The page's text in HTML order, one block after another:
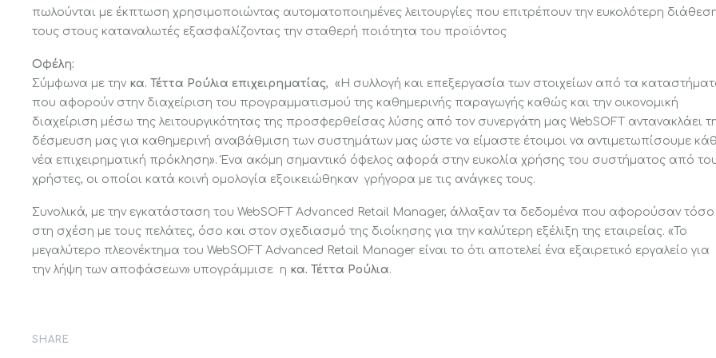
πωλούνται με έκπτωση χρησιμοποιώντας αυτοματοποιημένες λειτουργίες που επιτρέπουν την ευκολότερη
τους στους καταναλωτές εξασφαλίζοντας την σταθερή ποιότητα του προϊόντος
Οφέλη:
Σύμφωνα με την κα. Τέττα Ρούλια επιχειρηματίας, «Η συλλογή και επεξεργασία των στοιχείων από τα
που αφορούν στην διαχείριση του προγραμματισμού της καθημερινής παραγωγής καθώς και την οικονομική
διαχείριση μέσω της λειτουργικότητας της προσφερθείσας λύσης από τον συνεργάτη μας WebSOFT αντανακλάει
δέσμευση μας για καθημερινή αναβάθμιση των συστημάτων μας ώστε να είμαστε έτοιμοι να αντιμετωπίσουμε
νέα επιχειρηματική πρόκληση». Ένα ακόμη σημαντικό όφελος αφορά στην ευκολία χρήσης του συστήματος από
χρήστες, οι οποίοι κατά κοινή ομολογία εξοικειώθηκαν γρήγορα με τις ανάγκες τους.
Συνολικά, με την εγκατάσταση του WebSOFT Advanced Retail Manager, άλλαξαν τα δεδομένα που αφορούσαν τόσο
στη σχέση με τους πελάτες, όσο και στον σχεδιασμό της διοίκησης για την καλύτερη εξέλιξη της εταιρείας. «Το
μεγαλύτερο πλεονέκτημα του WebSOFT Advanced Retail Manager είναι το ότι αποτελεί ένα εξαιρετικό εργαλείο για
την λήψη των αποφάσεων» υπογράμμισε η κα. Τέττα Ρούλια.
SHARE
Ξενοδοχεία και θέρετρα
Φαρμακεία
Ένδυση & υπόδηση
Καταστήματα επίπλων
Κατάστημα αφορολογήτων
ειδών
Εξελιγμένα πρατήρια υγρών
καυσίμων
EuroCIS 2024
EuroShop 2023
Απόλλων
Αυτόματο συρτάρι
Εκδηλώσεις
Οι έμποροι λιανικής
προετοιμάζονται για την
Τεχνητή νοημοσύνη (Artificial
Intelligence). Τι είναι, και
γιατί είναι σημαντική;